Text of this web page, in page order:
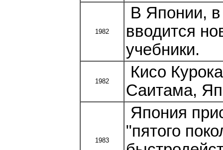
1982
В Японии,
вводится
учебники.
1982
Кисо
Саитама,
1983
Япония
"пятого